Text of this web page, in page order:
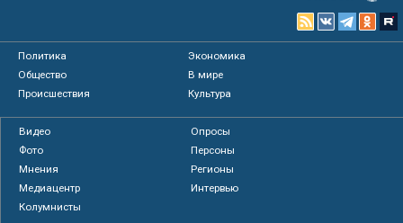
Политика
Экономика
Общество
В мире
Происшествия
Культура
Видео
Опросы
Фото
Персоны
Мнения
Регионы
Медиацентр
Интервью
Колумнисты